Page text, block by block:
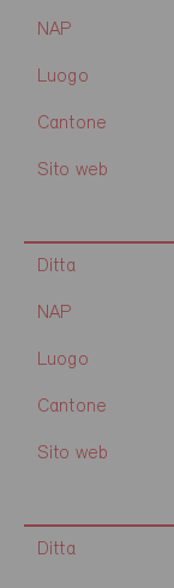
NAP
Luogo
Cantone
Sito web
Ditta
NAP
Luogo
Cantone
Sito web
Ditta